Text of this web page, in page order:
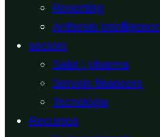
Reporting
Anthesis Intelligence
sectors
Salut i pharma
Serveis financers
Tecnologia
Recursos